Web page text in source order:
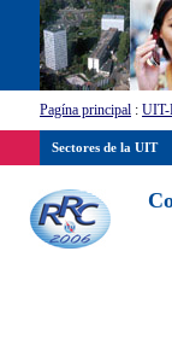
Pagína principal : UIT-
Sectores de la UIT